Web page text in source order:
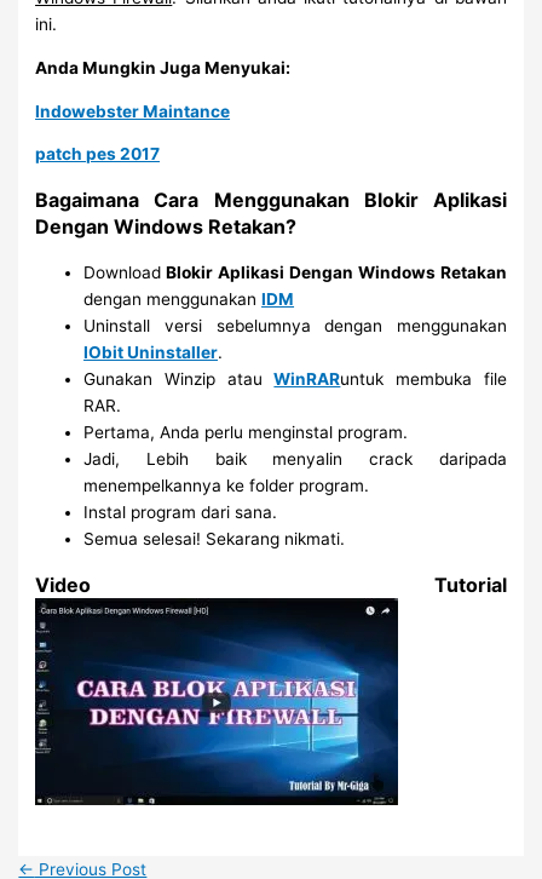
ini.
Anda Mungkin Juga Menyukai:
Indowebster Maintance
patch pes 2017
Bagaimana Cara Menggunakan Blokir Aplikasi
Dengan Windows Retakan?
Download Blokir Aplikasi Dengan Windows Retakan
dengan menggunakanIDM
Uninstall versi sebelumnya dengan menggunakan
IObit Uninstaller.
Gunakan Winzip atauWinRARuntuk membuka file
RAR.
Pertama, Anda perlu menginstal program.
Jadi, Lebih baik menyalin crack daripada
menempelkannya ke folder program.
Instal program dari sana.
Semua selesai! Sekarang nikmati.
Video Tutorial
← Previous Post